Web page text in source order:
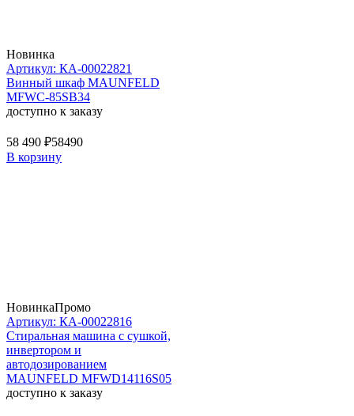
Новинка
Артикул: КА-00022821
Винный шкаф MAUNFELD
MFWC-85SB34
доступно к заказу
58 490 ₽58490
В корзину
НовинкаПромо
Артикул: КА-00022816
Стиральная машина c сушкой,
инвертором и
автодозированием
MAUNFELD MFWD14116S05
доступно к заказу